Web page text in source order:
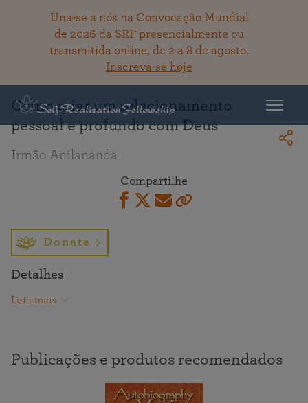
Una-se a nós na Convocação Mundial
de 2026 da SRF presencialmente ou
transmitida online, de 2 a 8 de agosto.
Inscreva-se hoje
Voltar ao acervo
Como criar um relacionamento
pessoal e profundo com Deus
Irmão Anilananda
Compartilhe
Donate
Detalhes
Leia mais
Publicações e produtos recomendados